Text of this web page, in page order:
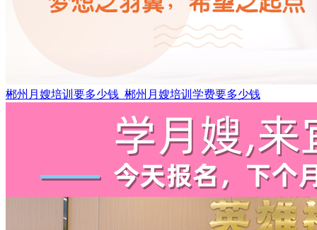
郴州月嫂培训要多少钱_郴州月嫂培训学费要多少钱